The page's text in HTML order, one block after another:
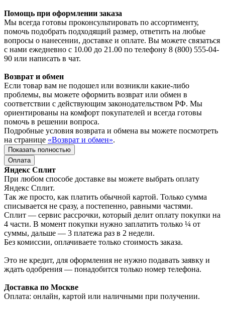
Помощь при оформлении заказа
Мы всегда готовы проконсультировать по ассортименту,
помочь подобрать подходящий размер, ответить на любые
вопросы о нанесении, доставке и оплате. Вы можете связаться
с нами ежедневно с 10.00 до 21.00 по телефону 8 (800) 555-04-
90 или написать в чат.
Возврат и обмен
Если товар вам не подошел или возникли какие-либо
проблемы, вы можете оформить возврат или обмен в
соответствии с действующим законодательством РФ. Мы
ориентированы на комфорт покупателей и всегда готовы
помочь в решении вопроса.
Подробные условия возврата и обмена вы можете посмотреть
на странице «Возврат и обмен».
Показать полностью
Оплата
Яндекс Сплит
При любом способе доставке вы можете выбрать оплату
Яндекс Сплит.
Так же просто, как платить обычной картой. Только сумма
списывается не сразу, а постепенно, равными частями.
Сплит — сервис рассрочки, который делит оплату покупки на
4 части. В момент покупки нужно заплатить только ¼ от
суммы, дальше — 3 платежа раз в 2 недели.
Без комиссии, оплачиваете только стоимость заказа.
Это не кредит, для оформления не нужно подавать заявку и
ждать одобрения — понадобится только номер телефона.
Доставка по Москве
Оплата: онлайн, картой или наличными при получении.